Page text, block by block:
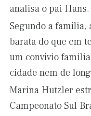
analisa o pai Hans.
Segundo a família,
barata do que em
um convívio
cidade nem de
Marina Hutzler
Campeonato Sul